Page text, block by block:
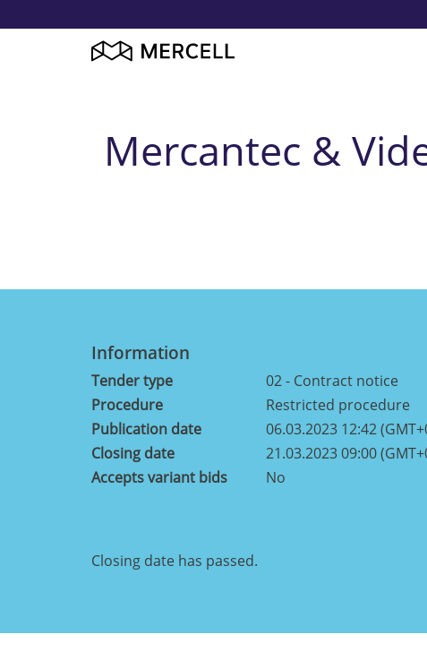
Mercantec &
Information
Tender type
02 - Contract notice
Procedure
Restricted procedure
Publication date
06.03.2023 12:42
Closing date
21.03.2023 09:00
Accepts variant bids
No
Closing date has passed.